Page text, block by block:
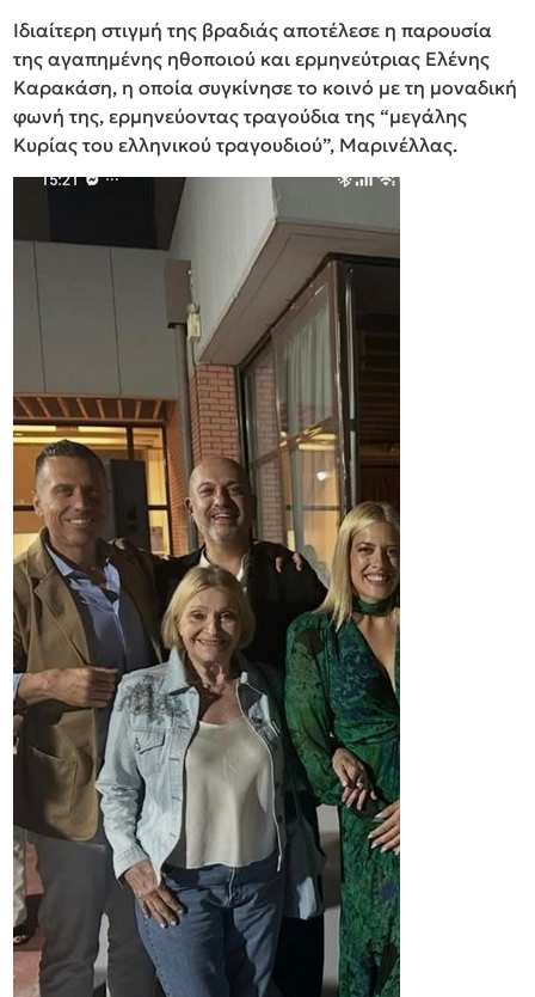
Ιδιαίτερη στιγμή της βραδιάς αποτέλεσε η παρουσία
της αγαπημένης ηθοποιού και ερμηνεύτριας Ελένης
Καρακάση, η οποία συγκίνησε το κοινό με τη μοναδική
φωνή της, ερμηνεύοντας τραγούδια της “μεγάλης
Κυρίας του ελληνικού τραγουδιού”, Μαρινέλλας.